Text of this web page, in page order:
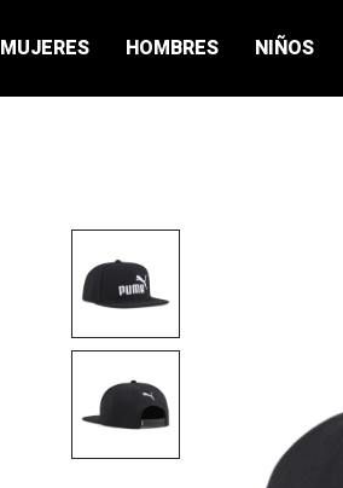
MUJERES HOMBRES NIÑOS